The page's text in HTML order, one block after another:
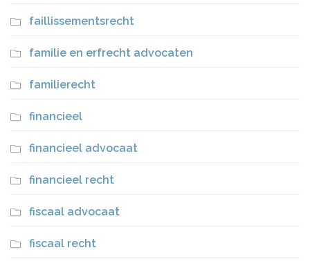
faillissementsrecht
familie en erfrecht advocaten
familierecht
financieel
financieel advocaat
financieel recht
fiscaal advocaat
fiscaal recht